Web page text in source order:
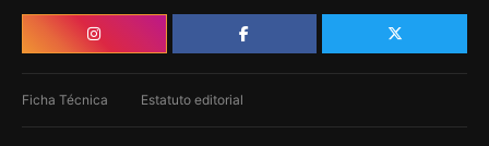
Ficha Técnica Estatuto editorial